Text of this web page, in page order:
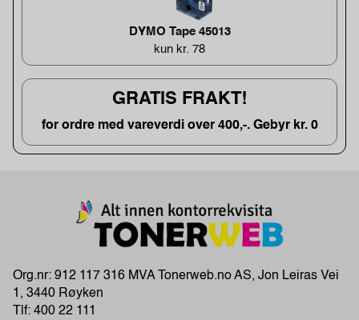
DYMO Tape 45013
kun kr. 78
GRATIS FRAKT!
for ordre med vareverdi over 400,-. Gebyr kr. 0
Org.nr: 912 117 316 MVA Tonerweb.no AS, Jon Leiras Vei
1, 3440 Røyken
Tlf: 400 22 111